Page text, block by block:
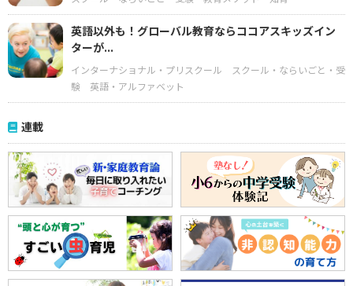
英語以外も！グローバル教育ならココアスキッズイン
ターが...
インターナショナル・プリスクール
スクール・ならいごと・受
験
英語・アルファベット
連載